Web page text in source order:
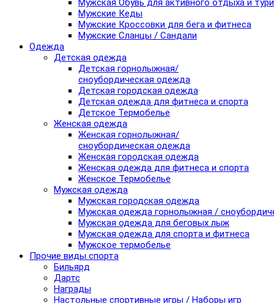
Мужская Обувь для активного отдыха и
Мужские Кеды
Мужские Кроссовки для бега и фитнеса
Мужские Сланцы / Сандали
Одежда
Детская одежда
Детская горнолыжная/
сноубордическая одежда
Детская городская одежда
Детская одежда для фитнеса и спорта
Детское Термобелье
Женская одежда
Женская горнолыжная/
сноубордическая одежда
Женская городская одежда
Женская одежда для фитнеса и спорта
Женское Термобелье
Мужская одежда
Мужская городская одежда
Мужская одежда горнолыжная /
Мужская одежда для беговых лыж
Мужская одежда для спорта и фитнеса
Мужское термобелье
Прочие виды спорта
Бильярд
Дартс
Награды
Настольные спортивные игры / Наборы игр